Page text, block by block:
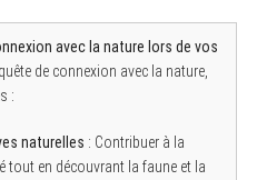
avec la nature lors de vos
de connexion avec la nature,
:
naturelles : Contribuer à la
tout en découvrant la faune et la